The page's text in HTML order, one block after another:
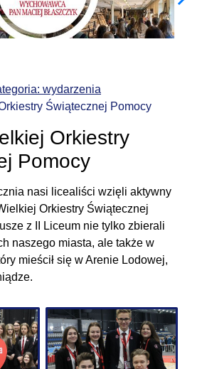
wydarzenia
Świątecznej Pomocy
Orkiestry
Pomocy
nasi licealiści wzięli aktywny
Orkiestry Świątecznej
z II Liceum nie tylko zbierali
naszego miasta, ale także w
mieścił się w Arenie Lodowej,